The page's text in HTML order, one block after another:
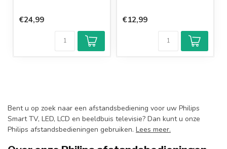
€24,99 €12,99
Bent u op zoek naar een afstandsbediening voor uw Philips
Smart TV, LED, LCD en beeldbuis televisie? Dan kunt u onze
Philips afstandsbedieningen gebruiken. Lees meer.